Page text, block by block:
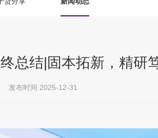
总结|固本拓新，精研
发布时间 2025-12-31